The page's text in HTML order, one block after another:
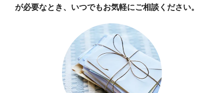
が必要なとき、いつでもお気軽にご相談ください。